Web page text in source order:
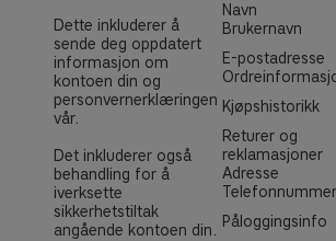
Dette inkluderer å
sende deg oppdatert
informasjon om
kontoen din og
personvernerklæringen
vår.
Det inkluderer også
behandling for å
iverksette
sikkerhetstiltak
angående kontoen din.
Navn
Brukernavn
E-postadresse
Kjøpshistorikk
Returer og
reklamasjoner
Adresse
Telefonnummer
Påloggingsinfo